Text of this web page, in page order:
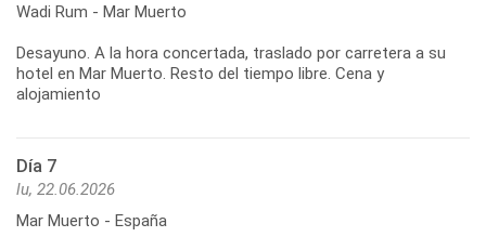
Wadi Rum - Mar Muerto
Desayuno. A la hora concertada, traslado por carretera a su
hotel en Mar Muerto. Resto del tiempo libre. Cena y
alojamiento
Día 7
lu, 22.06.2026
Mar Muerto - España